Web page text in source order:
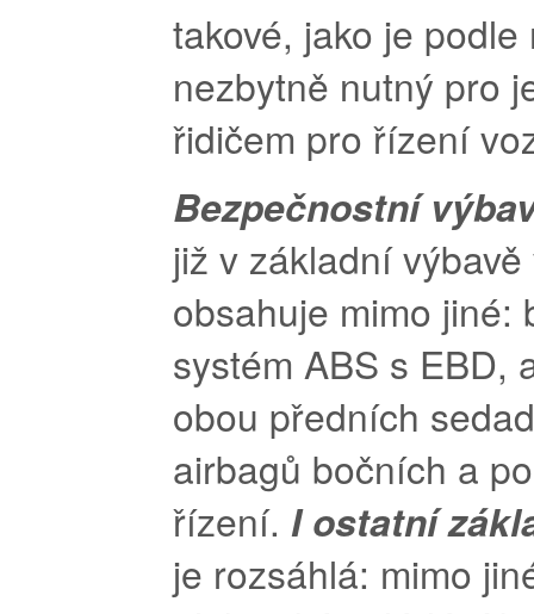
takové, jako je
nezbytně nutný pro
řidičem pro řízení
Bezpečnostní
již v základní
obsahuje mimo jiné:
systém ABS s EBD,
obou předních
airbagů bočních a
řízení. I ostatní
je rozsáhlá: mimo